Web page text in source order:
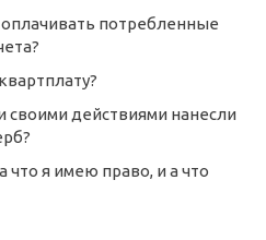
оплачивать потребленные
своими действиями нанесли
что я имею право, и а что